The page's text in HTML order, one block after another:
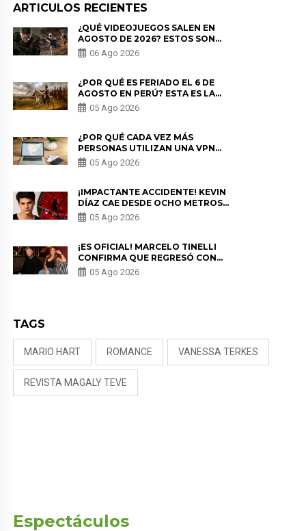
ARTICULOS RECIENTES
¿QUÉ VIDEOJUEGOS SALEN EN
AGOSTO DE 2026? ESTOS SON
LOS ESTRENOS MÁS ESPERADOS
06 Ago 2026
¿POR QUÉ ES FERIADO EL 6 DE
AGOSTO EN PERÚ? ESTA ES LA
HISTORIA
05 Ago 2026
¿POR QUÉ CADA VEZ MÁS
PERSONAS UTILIZAN UNA VPN
PARA PROTEGER SU
PRIVACIDAD?
05 Ago 2026
¡IMPACTANTE ACCIDENTE! KEVIN
DÍAZ CAE DESDE OCHO METROS
EN “ESTO ES GUERRA” Y GENERA
PREOCUPACIÓN
05 Ago 2026
¡ES OFICIAL! MARCELO TINELLI
CONFIRMA QUE REGRESÓ CON
MILETT FIGUEROA: “EL AMOR
PUDO MÁS”
05 Ago 2026
TAGS
MARIO HART ROMANCE VANESSA TERKES
REVISTA MAGALY TEVE
Espectáculos